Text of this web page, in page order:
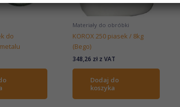
do
Materiały do obróbki
KOROX 250 piasek / 8kg
(Bego)
348,26 złz VAT
Dodaj do
koszyka